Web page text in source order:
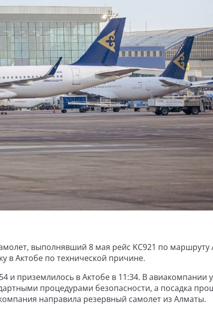
выполнявший 8 мая рейс KC921 по маршруту
в Актобе по технической причине.
и приземлилось в Актобе в 11:34. В авиакомпании
процедурами безопасности, а посадка
направила резервный самолет из Алматы.